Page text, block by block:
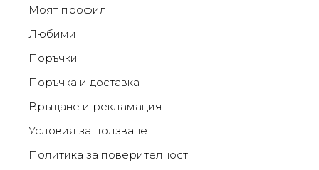
Дизайн
Моят профил
Любими
Поръчки
Поръчка и доставка
Връщане и рекламация
Условия за ползване
Политика за поверителност